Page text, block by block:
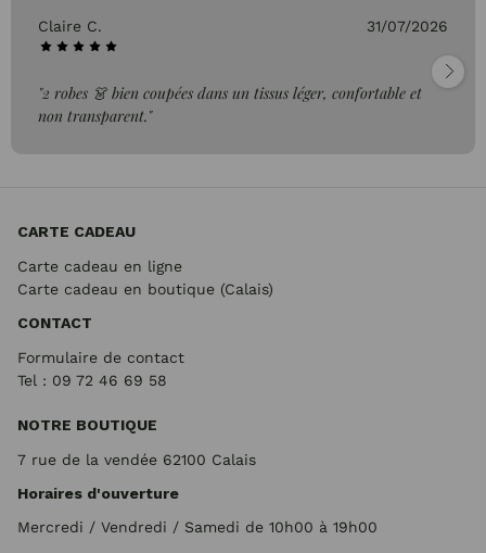
Claire C. 31/07/2026
"2 robes 👗 bien coupées dans un tissus léger, confortable et
non transparent."
CARTE CADEAU
Carte cadeau en ligne
Carte cadeau en boutique (Calais)
CONTACT
Formulaire de contact
Tel : 09 72 46 69 58
NOTRE BOUTIQUE
7 rue de la vendée 62100 Calais
Horaires d'ouverture
Mercredi / Vendredi / Samedi de 10h00 à 19h00